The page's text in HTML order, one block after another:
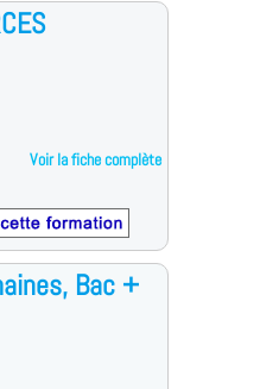
Voir la fiche complète
Bac +